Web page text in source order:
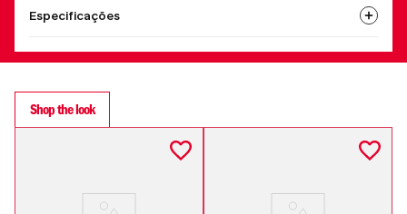
Especificações
Shop the look